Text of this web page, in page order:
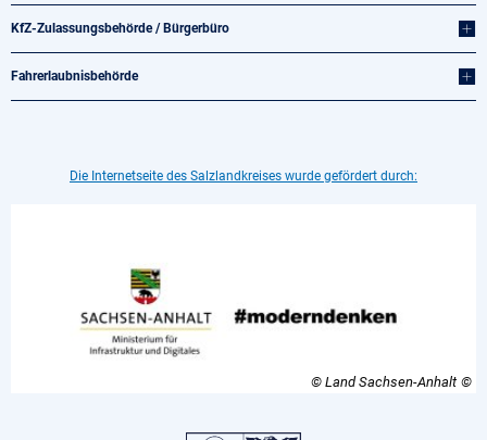
KfZ-Zulassungsbehörde / Bürgerbüro
Fahrerlaubnisbehörde
Die Internetseite des Salzlandkreises wurde gefördert durch:
© Land Sachsen-Anhalt